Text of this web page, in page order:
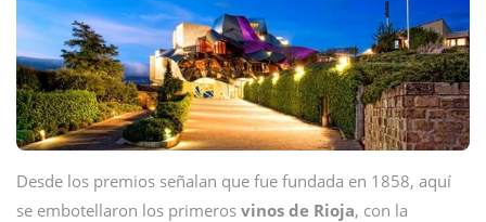
Desde los premios señalan que fue fundada en 1858, aquí
se embotellaron los primeros vinos de Rioja, con la